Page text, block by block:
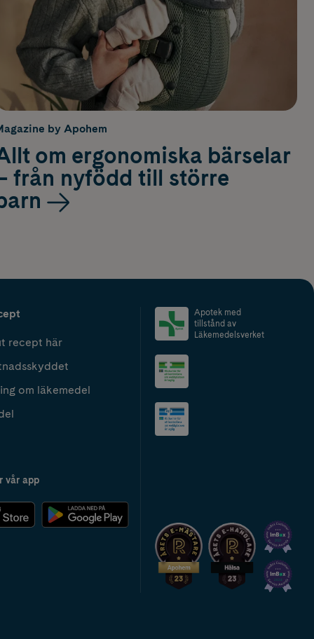
by Apohem
om ergonomiska bärselar
från nyfödd till större
recept här
om läkemedel
vår app
Apotek med
tillstånd av
Läkemedelsverket
2024